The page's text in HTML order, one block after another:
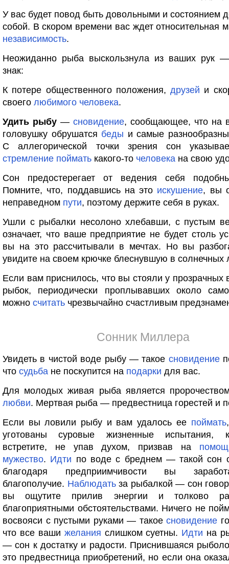
У вас будет повод быть довольными и состоянием
собой. В скором времени вас ждет относительная
независимость.
Неожиданно рыба выскользнула из ваших рук
знак:
К потере общественного положения, друзей и
своего любимого человека.
Удить рыбу — сновидение, сообщающее, что на
головушку обрушатся беды и самые
С аллегорической точки зрения сон
стремление поймать какого-то человека на свою
Сон предостерегает от ведения себя
Помните, что, поддавшись на это искушение, вы
неправедном пути, поэтому держите себя в руках.
Ушли с рыбалки несолоно хлебавши, с пустым
означает, что ваше предприятие не будет столь
вы на это рассчитывали в мечтах. Но вы
увидите на своем крючке блеснувшую в солнечных
Если вам приснилось, что вы стояли у прозрачных
рыбок, периодически проплывавших около
можно считать чрезвычайно счастливым
Сонник Миллера
Увидеть в чистой воде рыбу — такое сновидение
что судьба не поскупится на подарки для вас.
Для молодых живая рыба является
любви. Мертвая рыба — предвестница горестей и
Если вы ловили рыбу и вам удалось ее поймать
уготованы суровые жизненные испытания,
встретите, не упав духом, призвав на
мужество. Идти по воде с бреднем — такой сон
благодаря предприимчивости вы
благополучие. Наблюдатьза рыбалкой — сон
вы ощутите прилив энергии и толково
благоприятными обстоятельствами. Ничего не
восвояси с пустыми руками — такоесновидение
что все ваши желания слишком суетны. Идти на
— сон к достатку и радости. Приснившаяся
это предвестница приобретений, но если она